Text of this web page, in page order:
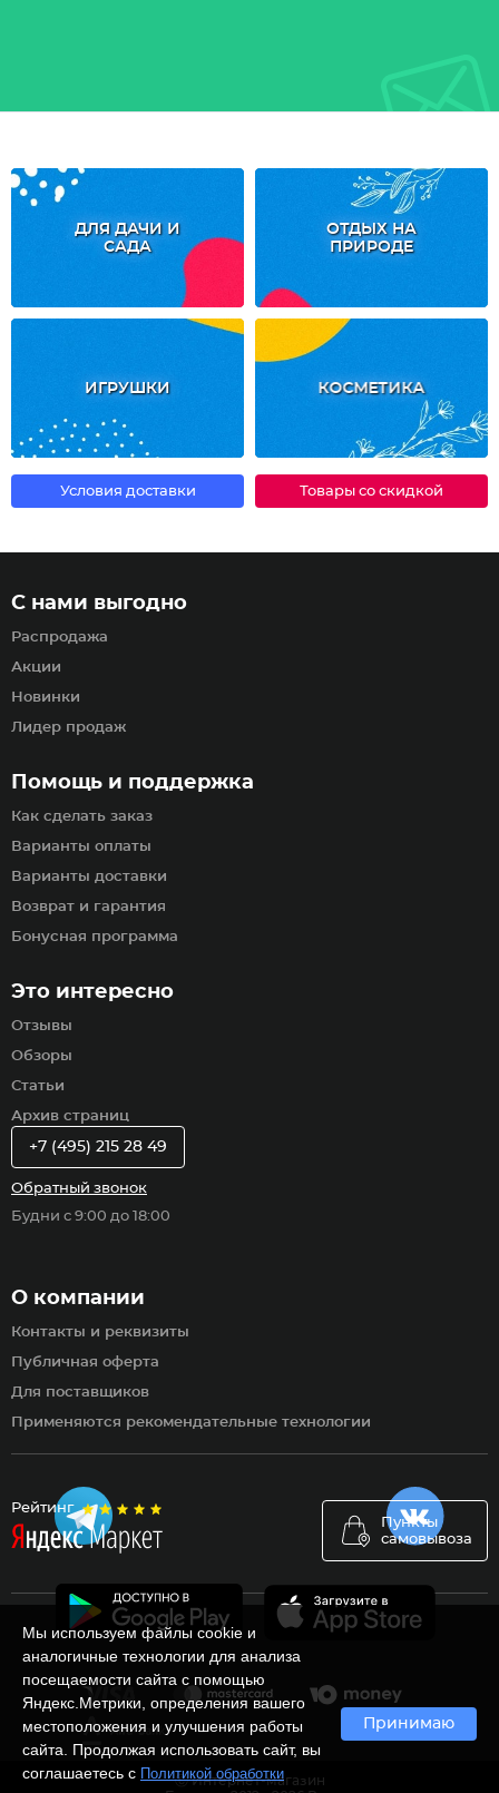
ДЛЯ ДАЧИ И
САДА
ОТДЫХ НА
ПРИРОДЕ
ИГРУШКИ КОСМЕТИКА
Условия доставки Товары со скидкой
Рейтинг
Пункты
самовывоза
Помощь и поддержка
Как сделать заказ
Варианты оплаты
Варианты доставки
Возврат и гарантия
Бонусная программа
С нами выгодно
Распродажа
Акции
Новинки
Лидер продаж
Это интересно
Отзывы
Обзоры
Статьи
Архив страниц
О компании
Контакты и реквизиты
Публичная оферта
Для поставщиков
Применяются рекомендательные технологии
+7 (495) 215 28 49
Обратный звонок
Будни с 9:00 до 18:00
Мы используем файлы cookie и
аналогичные технологии для анализа
посещаемости сайта с помощью
Яндекс.Метрики, определения вашего
местоположения и улучшения работы
сайта. Продолжая использовать сайт, вы
соглашаетесь с Политикой обработки
Принимаю
Ⓒ Интернет-магазин